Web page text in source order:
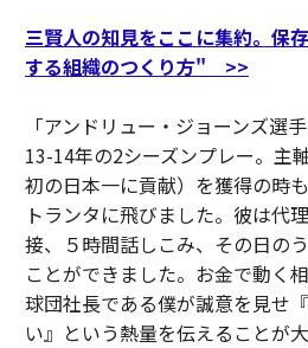
三賢人の知見をここに集約。保
する組織のつくり方" >>
「アンドリュー・ジョーンズ選
13-14年の2シーズンプレー。主
初の日本一に貢献）を獲得の時
トランタに飛びました。彼は代
接、５時間話しこみ、その日の
ことができました。お金で動く
球団社長である僕が誠意を見せ
い』という熱量を伝えることが